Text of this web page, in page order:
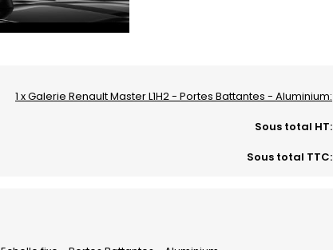
1 x Galerie Renault Master L1H2 - Portes Battantes - Aluminium:
Sous total HT:
Sous total TTC: